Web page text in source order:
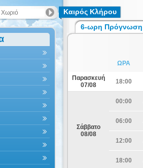
Καιρός Κλήρου
6-ωρη Πρόγνωση
ΩΡΑ
Παρασκευή
07/08
18:00
Σάββατο
08/08
00:00
06:00
12:00
18:00